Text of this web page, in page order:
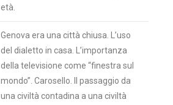
età.
Genova era una città chiusa. L’uso
del dialetto in casa. L’importanza
della televisione come “finestra sul
mondo”. Carosello. Il passaggio da
una civiltà contadina a una civiltà